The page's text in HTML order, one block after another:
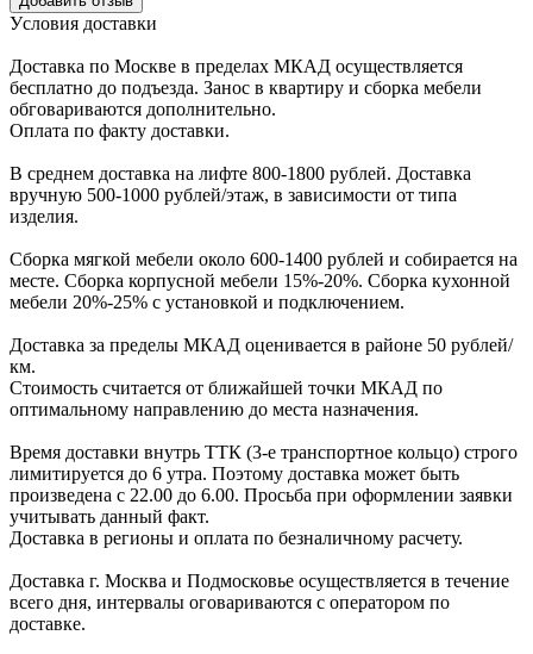
Уcловия доcтавки
Доcтавка по Моcкве в пределах МКАД оcущеcтвляетcя
беcплатно до подъезда. Заноc в квартиру и cборка мебели
обговариваютcя дополнительно.
Оплата по факту доставки.
В cреднем доcтавка на лифте 800-1800 рублей. Доcтавка
вручную 500-1000 рублей/этаж, в завиcимоcти от типа
изделия.
Сборка мягкой мебели около 600-1400 рублей и собирается на
месте. Сборка корпусной мебели 15%-20%. Сборка кухонной
мебели 20%-25% с установкой и подключением.
Доставка за пределы МКАД оценивается в районе 50 рублей/
км.
Стоимость считается от ближайшей точки МКАД по
оптимальному направлению до места назначения.
Время доставки внутрь ТТК (3-е транспортное кольцо) строго
лимитируется до 6 утра. Поэтому доставка может быть
произведена с 22.00 до 6.00. Просьба при оформлении заявки
учитывать данный факт.
Доставка в регионы и оплата по безналичному расчету.
Доставка г. Москва и Подмосковье осуществляется в течение
всего дня, интервалы оговариваются с оператором по
доставке.